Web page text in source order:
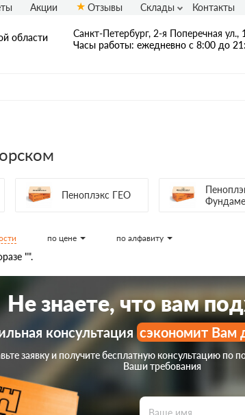
области
Санкт-Петербург, 2-я Поперечная
Часы работы: ежедневно с 8:00 до
Акции Отзывы Склады Контакты
Пеноплэкс ГЕО
по цене по алфавиту
"".
Не знаете, что вам
консультация сэкономит Вам
заявку и получите бесплатную консультацию по
Ваши требования